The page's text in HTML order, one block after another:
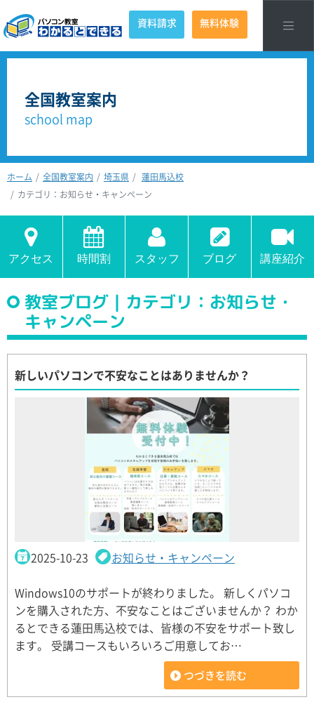
資料請求 無料体験
全国教室案内
school map
ホーム 全国教室案内 埼玉県
蓮田馬込校
カテゴリ：お知らせ・キャンペーン
アクセス 時間割 スタッフ ブログ 講座紹介
教室ブログ｜カテゴリ：お知らせ・
キャンペーン
新しいパソコンで不安なことはありませんか？
2025-10-23 お知らせ・キャンペーン
Windows10のサポートが終わりました。 新しくパソコ
ンを購入された方、不安なことはございませんか？ わか
るとできる蓮田馬込校では、皆様の不安をサポート致し
ます。 受講コースもいろいろご用意してお…
つづきを読む